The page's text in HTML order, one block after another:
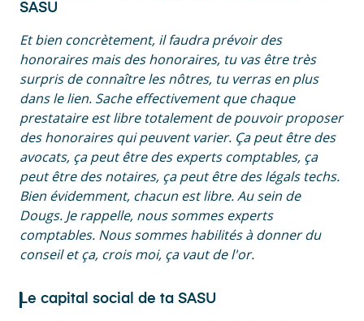
SASU
Et bien concrètement, il faudra prévoir des
honoraires mais des honoraires, tu vas être très
surpris de connaître les nôtres, tu verras en plus
dans le lien. Sache effectivement que chaque
prestataire est libre totalement de pouvoir proposer
des honoraires qui peuvent varier. Ça peut être des
avocats, ça peut être des experts comptables, ça
peut être des notaires, ça peut être des légals techs.
Bien évidemment, chacun est libre. Au sein de
Dougs. Je rappelle, nous sommes experts
comptables. Nous sommes habilités à donner du
conseil et ça, crois moi, ça vaut de l'or.
Le capital social de ta SASU